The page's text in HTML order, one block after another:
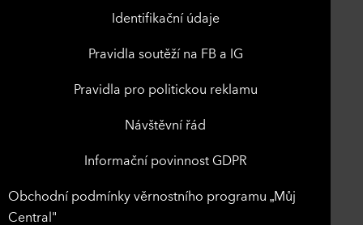
Identifikační údaje
Pravidla soutěží na FB a IG
Pravidla pro politickou reklamu
Návštěvní řád
Informační povinnost GDPR
Obchodní podmínky věrnostního programu „Můj
Central"